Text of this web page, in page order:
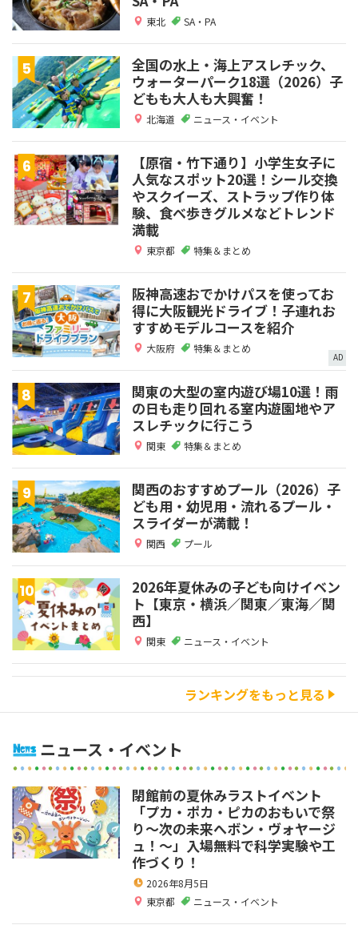
東北 SA・PA
全国の水上・海上アスレチック、
ウォーターパーク18選（2026）子
どもも大人も大興奮！
北海道 ニュース・イベント
【原宿・竹下通り】小学生女子に
人気なスポット20選！シール交換
やスクイーズ、ストラップ作り体
験、食べ歩きグルメなどトレンド
満載
東京都 特集＆まとめ
阪神高速おでかけパスを使ってお
得に大阪観光ドライブ！子連れお
すすめモデルコースを紹介
大阪府 特集＆まとめ
AD
関東の大型の室内遊び場10選！雨
の日も走り回れる室内遊園地やア
スレチックに行こう
関東 特集＆まとめ
関西のおすすめプール（2026）子
ども用・幼児用・流れるプール・
スライダーが満載！
関西 プール
2026年夏休みの子ども向けイベン
ト【東京・横浜／関東／東海／関
西】
関東 ニュース・イベント
ランキングをもっと見る
ニュース・イベント
閉館前の夏休みラストイベント
「プカ・ポカ・ピカのおもいで祭
り～次の未来へボン・ヴォヤージ
ュ！～」入場無料で科学実験や工
作づくり！
2026年8月5日
東京都
ニュース・イベント